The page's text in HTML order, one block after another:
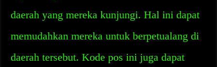
daerah yang mereka kunjungi. Hal ini dapat
memudahkan mereka untuk berpetualang di
daerah tersebut. Kode pos ini juga dapat